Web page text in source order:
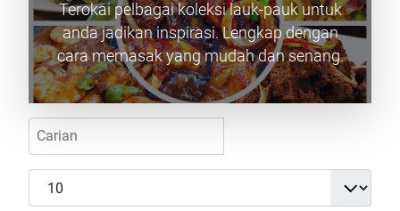
Terokai pelbagai koleksi lauk-pauk untuk
anda jadikan inspirasi. Lengkap dengan
cara memasak yang mudah dan senang.
Unpublished
Display #